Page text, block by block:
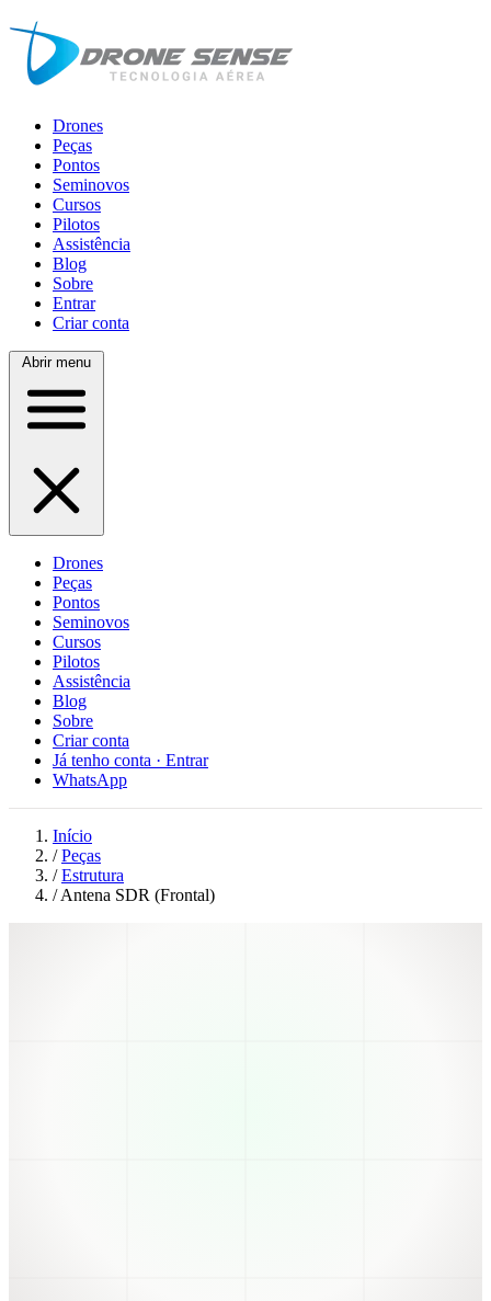
Drones
Peças
Pontos
Seminovos
Cursos
Pilotos
Assistência
Blog
Sobre
Entrar
Criar conta
Abrir menu
Drones
Peças
Pontos
Seminovos
Cursos
Pilotos
Assistência
Blog
Sobre
Criar conta
Já tenho conta · Entrar
WhatsApp
Início
/ Peças
/ Estrutura
/ Antena SDR (Frontal)